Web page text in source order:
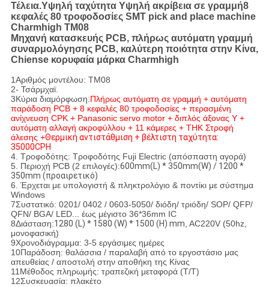
Τέλεια.Υψηλή ταχύτητα Υψηλή ακρίβεια σε γραμμή8
κεφαλές 80 τροφοδοσίες SMT pick and place machine
Charmhigh TM08
Μηχανή κατασκευής PCB, πλήρως αυτόματη γραμμή
συναρμολόγησης PCB, καλύτερη ποιότητα στην Κίνα,
Chiense κορυφαία μάρκα Charmhigh
1Αριθμός μοντέλου: TM08
2- Τσάρμχαϊ.
3Κύρια διαμόρφωση:Πλήρως αυτόματη σε γραμμή + αυτόματη
παράδοση PCB + 8 κεφαλές 80 τροφοδοσίες + περασμένη
ανίχνευση CPK + Panasonic servo motor + διπλός άξονας Y +
αυτόματη αλλαγή ακροφύλλου + 11 κάμερες + THK Στροφή
άλεσης +Θερμική αντιστάθμιση + βέλτιστη ταχύτητα:
35000CPH
4. Τροφοδότης: Τροφοδότης Fuji Electric (απόσπαστη αγορά)
5. Περιοχή PCB (2 επιλογές):600mm(L) * 350mm(W) / 1200 *
350mm (προαιρετικό)
6. Έρχεται με υπολογιστή & πληκτρολόγιο & ποντίκι με σύστημα
Windows
7Συστατικό: 0201/ 0402 / 0603-5050/ διόδη/ τριόδη/ SOP/ QFP/
QFN/ BGA/ LED... έως μέγιστο 36*36mm IC
8Διάσταση:1280 (L) * 1580 (W) * 1500 (H) mm, AC220V (50hz,
μονοφασική)
9Χρονοδιάγραμμα: 3-5 εργάσιμες ημέρες
10Παράδοση: θαλάσσια / παραλαβή από το εργοστάσιο μας
απευθείας / αποστολή στην αποθήκη της Κίνας
11Μέθοδος πληρωμής: τραπεζική μεταφορά (T/T)
12Συσκευασία: πλακέτο